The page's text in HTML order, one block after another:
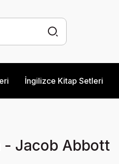
İngilizce Kitap Setleri
- Jacob Abbott